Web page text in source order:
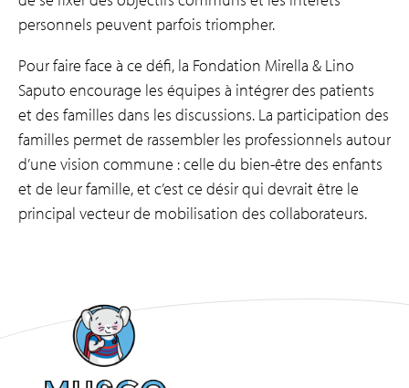
personnels peuvent parfois triompher.
Pour faire face à ce défi, la Fondation Mirella & Lino
Saputo encourage les équipes à intégrer des patients
et des familles dans les discussions. La participation des
familles permet de rassembler les professionnels autour
d’une vision commune : celle du bien-être des enfants
et de leur famille, et c’est ce désir qui devrait être le
principal vecteur de mobilisation des collaborateurs.